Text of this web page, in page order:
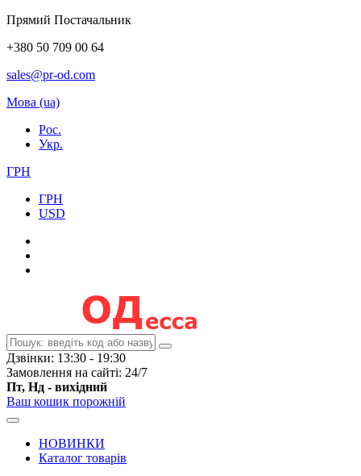
Прямий Постачальник
+380 50 709 00 64
sales@pr-od.com
Мова (ua)
Рос.
Укр.
ГРН
ГРН
USD
Дзвінки: 13:30 - 19:30
Замовлення на сайті: 24/7
Пт, Нд - вихідний
Ваш кошик порожній
НОВИНКИ
Каталог товарів